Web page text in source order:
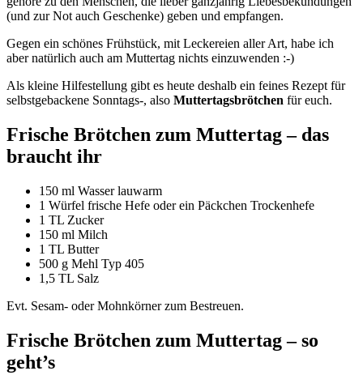
(und zur Not auch Geschenke) geben und empfangen.
Gegen ein schönes Frühstück, mit Leckereien aller Art, habe ich
aber natürlich auch am Muttertag nichts einzuwenden :-)
Als kleine Hilfestellung gibt es heute deshalb ein feines Rezept für
selbstgebackene Sonntags-, also Muttertagsbrötchen für euch.
Frische Brötchen zum Muttertag – das
braucht ihr
150 ml Wasser lauwarm
1 Würfel frische Hefe oder ein Päckchen Trockenhefe
1 TL Zucker
150 ml Milch
1 TL Butter
500 g Mehl Typ 405
1,5 TL Salz
Evt. Sesam- oder Mohnkörner zum Bestreuen.
Frische Brötchen zum Muttertag – so
geht’s